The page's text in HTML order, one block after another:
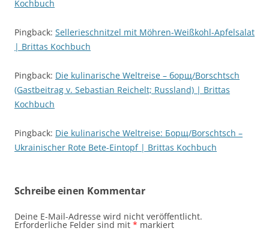
Kochbuch
Pingback: Sellerieschnitzel mit Möhren-Weißkohl-Apfelsalat
| Brittas Kochbuch
Pingback: Die kulinarische Weltreise – борщ/Borschtsch
(Gastbeitrag v. Sebastian Reichelt; Russland) | Brittas
Kochbuch
Pingback: Die kulinarische Weltreise: Борщ/Borschtsch –
Ukrainischer Rote Bete-Eintopf | Brittas Kochbuch
Schreibe einen Kommentar
Deine E-Mail-Adresse wird nicht veröffentlicht.
Erforderliche Felder sind mit * markiert